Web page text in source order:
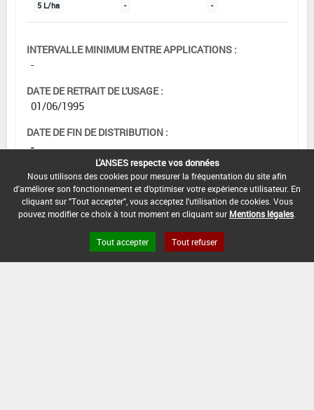
5 L/ha - -
INTERVALLE MINIMUM ENTRE APPLICATIONS :
-
DATE DE RETRAIT DE L'USAGE :
01/06/1995
DATE DE FIN DE DISTRIBUTION :
-
DATE DE FIN D'UTILISATION :
-
L'ANSES respecte vos données
Nous utilisons des cookies pour mesurer la fréquentation du site afin
d'améliorer son fonctionnement et d'optimiser votre expérience utilisateur. En
cliquant sur "Tout accepter", vous acceptez l'utilisation de cookies. Vous
pouvez modifier ce choix à tout moment en cliquant sur Mentions légales
Tout accepter Tout refuser